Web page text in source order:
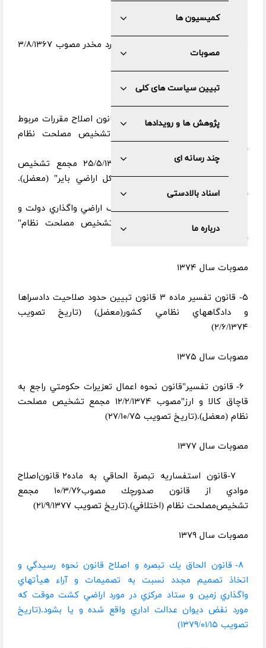
کمیسیون ها
مصوبات
تبیین سیاست های کلی
پژوهش ها و رویدادها
چند رسانه ای
اسناد بالادستی
درباره ما
مصوبات سال ۱۳۶۸
۱- تفسير ماده‌ ۲۸ قانون‌ مبارزه‌ با موارد مخدر مصوب‌ ۳/۸/۱۳۶۷
مجمع‌.(تاریخ تصویب۲۱/۹/۱۳۶۸)
مصوبات سال۱۳۷۳
۲- قانون تفسير تبصره‌هاي ۳ و ۶ "قانون اصلاح مقررات مربوط
به طلاق" مصوب ۲۸/۸/۷۱ مجمع تشخيص مصلحت نظام
(اختلافي).(تاریخ تصویب۳/۶/۱۳۷۳)
۳- قانون‌ تفسير مصوبه‌ مورخ‌ ۲۵/۵/۱۳۶۷ مجمع‌ تشخيص‌
مصلحت‌ نظام‌ در خصوص‌ "حل‌ مشكل‌ اراضي‌ باير" (معضل‌).
(تاریخ تصویب۳/۶/۱۳۷۳)
۴- قانون‌ "تفسير قانون‌ تعيين‌ تكليف‌ اراضي‌ واگذاري‌ دولت‌ و
نهادها مصوب‌ ۱۵/۱۲/۱۳۷۳ مجمع‌ تشخيص‌ مصلحت‌ نظام‌"
(معضل‌).(تاریخ تصویب۳/۹/۱۳۷۳)
مصوبات سال ۱۳۷ ۴
۵- قانون‌ تفسير ماده‌ ۳ قانون‌ تبيين‌ حدود صلاحيت‌ دادسراها
و دادگاههاي‌ نظامي‌ كشور(معضل‌) (تاریخ تصویب
۲/۶/۱۳۷۴)
مصوبات سال
۶- قانون تفسير"قانون‌ نحوه‌ اعمال‌ تعزيرات حكومتي راجع‌ به
قاچاق‌ كالا و ارز"مصوب‌ ۱۲/۲/۱۳۷۴ مجمع‌ تشخيص‌ مصلحت‌
نظام‌ (معضل‌).(تاریخ تصویب ۲۷/۱۰/۷۵)
مصوبات سال ۱۳۷۷
۷-قانون استفساريه تبصرة الحاقي به ماده۲ قانون‌اصلاح
موادي از قانون صدورچك مصوب۱۰/۳/۷۶ مجمع
تشخيص‌مصلحت نظام (اختلافي‌).(تاریخ تصویب ۲۱/۹/۱۳۷۷)
مصوبات سال ۱۳۷۹
۸- قانون الحاق يك تبصره و اصلاح قانون نحوه رسيدگي و
اتخاذ تصميم مجدد نسبت به تصميمات و آراء هيأتهاي
واگذاري زمين و ستاد مركزي در مورد اراضي كشت موقت كه
مورد نقض ديوان عدالت اداري واقع شده و يا بشود.(تاریخ
تصویب ۱۳۷۹/۰۱/۱۵)